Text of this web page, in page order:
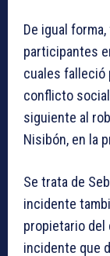
De igual
participantes
cuales falleció
conflicto
siguiente al
Nisibón, en la
Se trata de
incidente
propietario del
incidente que